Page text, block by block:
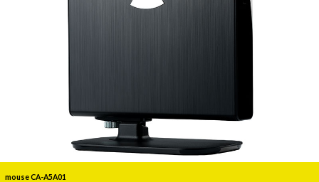
mouse CA-A5A01